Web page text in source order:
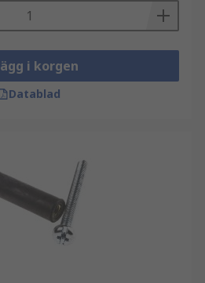
i korgen
Datablad